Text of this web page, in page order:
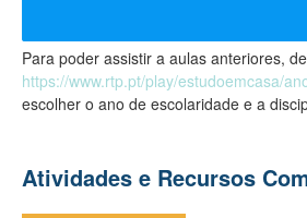
Para poder assistir a aulas anteriores,
https://www.rtp.pt/play/estudoemcasa/
escolher o ano de escolaridade e a
Atividades e Recursos